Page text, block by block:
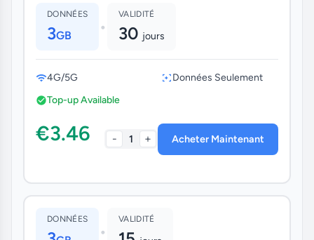
DONNÉES
3GB •
VALIDITÉ
30 jours
4G/5G
Données Seulement
Top-up Available
€3.46 - 1 + Acheter Maintenant
DONNÉES
•
VALIDITÉ